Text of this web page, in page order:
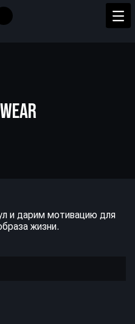
и дарим мотивацию для
жизни.